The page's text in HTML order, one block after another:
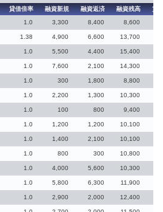
貸借倍率 融資新規 融資返済 融資残高
貸
1.0 3,300 8,400 8,600
1.38 4,900 6,600 13,700
1.0 5,500 4,400 15,400
1.0 7,600 2,100 14,300
1.0 300 1,800 8,800
1.0 2,200 1,300 10,300
1.0 100 800 9,400
1.0 1,200 1,200 10,100
1.0 1,400 2,100 10,100
1.0 800 300 10,800
1.0 4,000 5,600 10,300
1.0 5,800 6,300 11,900
1.0 2,900 2,000 12,400